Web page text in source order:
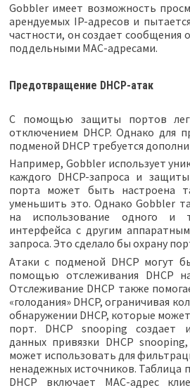
Gobbler имеет возможность
арендуемых IP-адресов и
частности, он создает сообщения
поддельными MAC-адресами.
Предотвращение DHCP-атак
С помощью защиты портов
отключением DHCP. Однако для
подменой DHCP требуется
Например, Gobbler использует
каждого DHCP-запроса и
порта может быть настроена
уменьшить это. Однако Gobbler
на использование одного и
интерфейса с другим
запроса. Это сделало бы охрану
Атаки с подменой DHCP могут
помощью отслеживания DHCP
Отслеживание DHCP также
«голодания» DHCP, ограничивая
обнаружении DHCP, которые
порт. DHCP snooping создает
данных привязки DHCP
может использовать для
ненадежных источников. Таблица
DHCP включает MAC-адрес